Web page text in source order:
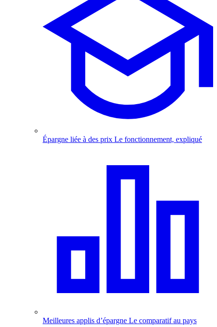
Épargne liée à des prix Le fonctionnement, expliqué
Meilleures applis d’épargne Le comparatif au pays